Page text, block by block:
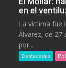
en el
La víctima fue
Álvarez, de 27
por...
Destacadas